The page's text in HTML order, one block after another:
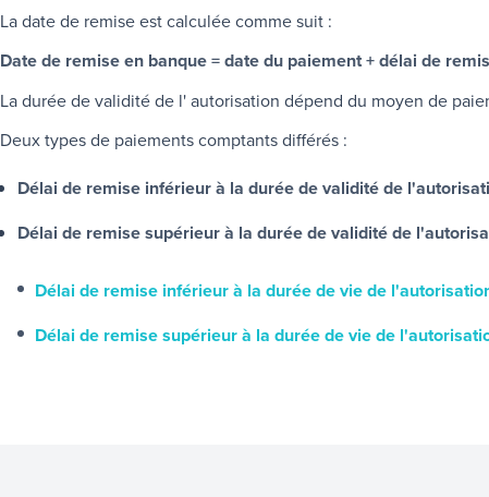
La date de remise est calculée comme suit :
Date de remise en banque = date du paiement + délai de
La durée de validité de l' autorisation dépend du moyen de
Deux types de paiements comptants différés :
Délai de remise inférieur à la durée de validité de
Délai de remise supérieur à la durée de validité de
Délai de remise inférieur à la durée de vie de
Délai de remise supérieur à la durée de vie de